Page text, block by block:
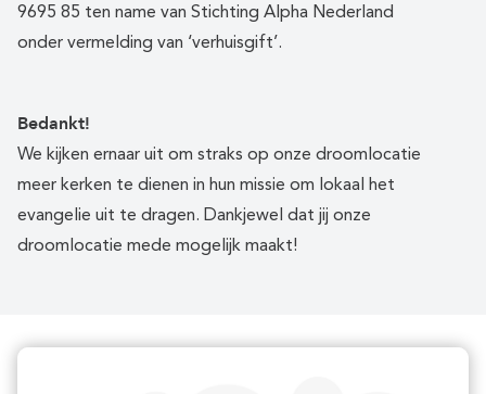
9695 85 ten name van Stichting Alpha Nederland
onder vermelding van ‘verhuisgift’.
Bedankt!
We kijken ernaar uit om straks op onze droomlocatie
meer kerken te dienen in hun missie om lokaal het
evangelie uit te dragen. Dankjewel dat jij onze
droomlocatie mede mogelijk maakt!